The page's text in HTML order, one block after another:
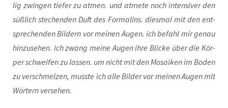
lig zwin­gen tie­fer zu atmen. und atme­te noch inten­si­ver den
süß­lich ste­chen­den Duft des For­mal­ins. dies­mal mit den ent­
spre­chen­den Bil­dern vor mei­nen Augen. ich befahl mir genau
hin­zu­se­hen. ich zwang mei­ne Augen ihre Bli­cke über die Kör­
per schwei­fen zu las­sen. um nicht mit den Mosai­ken im Boden
zu ver­schmel­zen, muss­te ich alle Bil­der vor mei­nen Augen mit
Wör­tern versehen.